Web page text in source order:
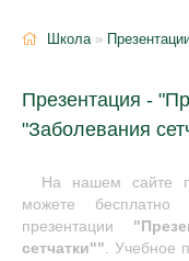
Школа»
Презентация -
"Заболевания
На нашем сайте
можете бесплатно
презентации
сетчатки"". Учебное